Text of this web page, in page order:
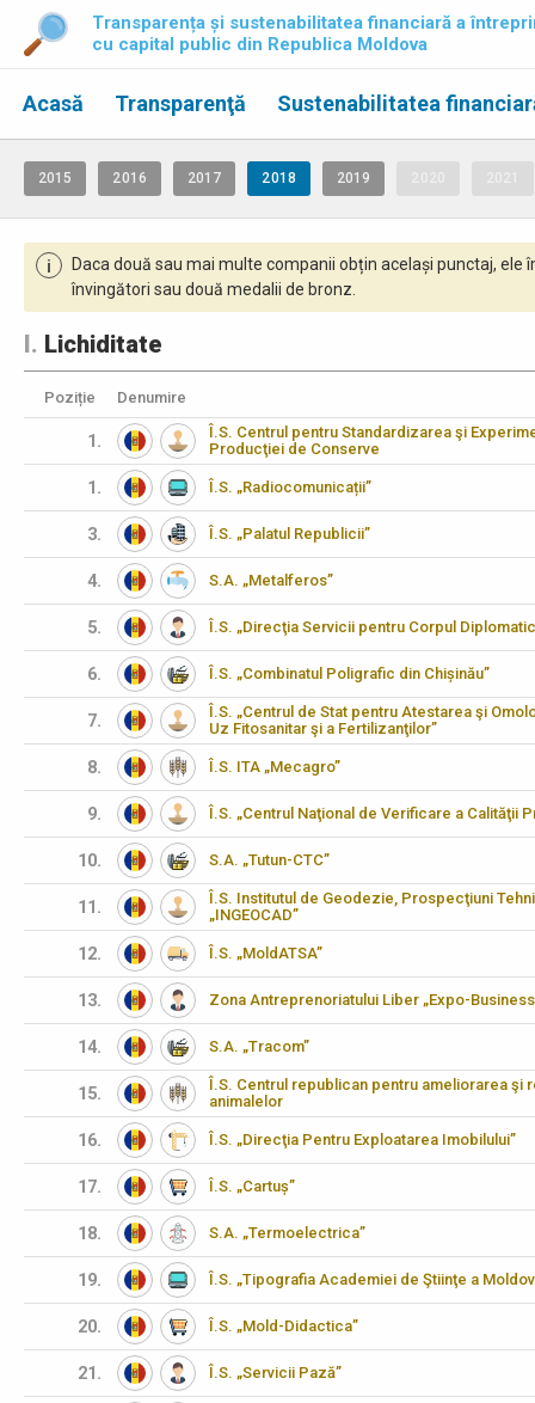
Transparența și sustenabilitatea financiară a
cu capital public din Republica Moldova
Acasă Transparenţă Sustenabilitatea
2015 2016 2017 2018 2019
i
Daca două sau mai multe companii obțin același punctaj,
învingători sau două medalii de bronz.
I. Lichiditate
Poziție Denumire
1.
Î.S. Centrul pentru Standardizarea şi
Producţiei de Conserve
1. Î.S. „Radiocomunicații”
3. Î.S. „Palatul Republicii”
4. S.A. „Metalferos”
5. Î.S. „Direcţia Servicii pentru Corpul
6. Î.S. „Combinatul Poligrafic din Chișinău”
7.
Î.S. „Centrul de Stat pentru Atestarea şi
Uz Fitosanitar şi a Fertilizanţilor”
8. Î.S. ITA „Mecagro”
9. Î.S. „Centrul Naţional de Verificare a Calităţii
10. S.A. „Tutun-CTC”
11.
Î.S. Institutul de Geodezie, Prospecţiuni
„INGEOCAD”
12. Î.S. „MoldATSA”
13. Zona Antreprenoriatului Liber „Expo-
14. S.A. „Tracom”
15.
Î.S. Centrul republican pentru ameliorarea şi
animalelor
16. Î.S. „Direcţia Pentru Exploatarea Imobilului”
17. Î.S. „Cartuș”
18. S.A. „Termoelectrica”
19. Î.S. „Tipografia Academiei de Ştiinţe a
20. Î.S. „Mold-Didactica”
21. Î.S. „Servicii Pază”